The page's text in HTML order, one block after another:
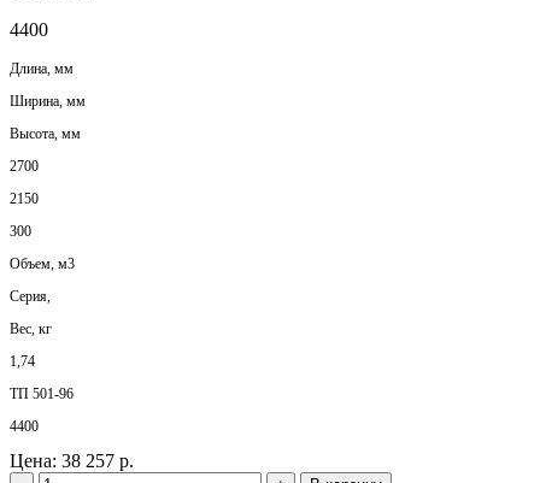
4400
Длина, мм
Ширина, мм
Высота, мм
2700
2150
300
Объем, м3
Серия,
Вес, кг
1,74
ТП 501-96
4400
Цена: 38 257 р.